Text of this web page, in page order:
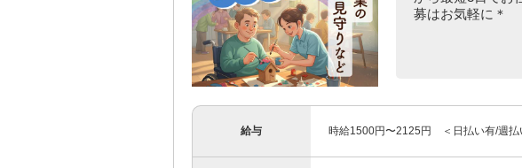
募はお気軽に＊
給与 時給1500円〜2125円 ＜日払い有/週払